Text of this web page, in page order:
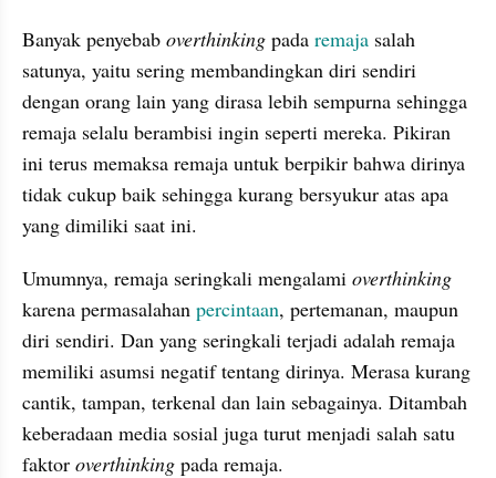
Banyak penyebab overthinking pada remaja salah
satunya, yaitu sering membandingkan diri sendiri
dengan orang lain yang dirasa lebih sempurna sehingga
remaja selalu berambisi ingin seperti mereka. Pikiran
ini terus memaksa remaja untuk berpikir bahwa dirinya
tidak cukup baik sehingga kurang bersyukur atas apa
yang dimiliki saat ini.
Umumnya, remaja seringkali mengalami overthinking
karena permasalahan percintaan, pertemanan, maupun
diri sendiri. Dan yang seringkali terjadi adalah remaja
memiliki asumsi negatif tentang dirinya. Merasa kurang
cantik, tampan, terkenal dan lain sebagainya. Ditambah
keberadaan media sosial juga turut menjadi salah satu
faktor overthinking pada remaja.